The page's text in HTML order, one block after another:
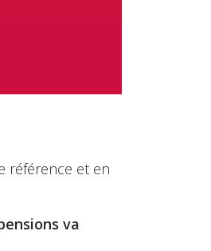
référence et en
va